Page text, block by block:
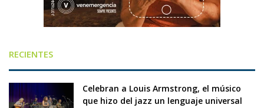
RECIENTES
Celebran a Louis Armstrong, el músico
que hizo del jazz un lenguaje universal